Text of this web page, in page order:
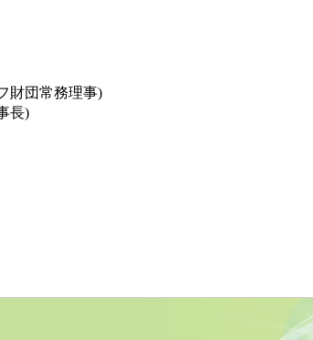
財団常務理事)
長)